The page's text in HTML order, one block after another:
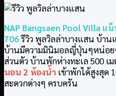
NAP Bangsaen Pool Villa
706รีวิว พูลวิลล่าบางแสน บ้า
บ้านมีความมินิมอลญี่ปุ่นๆหน่อย
ส่วนตัว บ้านพักห่างทะเล 500 เ
นอน 2 ห้องน้ำ เข้าพักได้สูงสุด
สะดวกต่างๆ ครบครัน